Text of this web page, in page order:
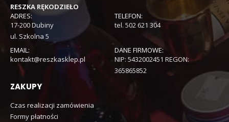
RESZKA RĘKODZIEŁO
ADRES:
17-200 Dubiny
ul. Szkolna 5
TELEFON:
tel. 502 621 304
EMAIL:
kontakt@reszkasklep.pl
DANE FIRMOWE:
NIP: 5432002451 REGON:
365865852
ZAKUPY
Czas realizacji zamówienia
Formy płatności